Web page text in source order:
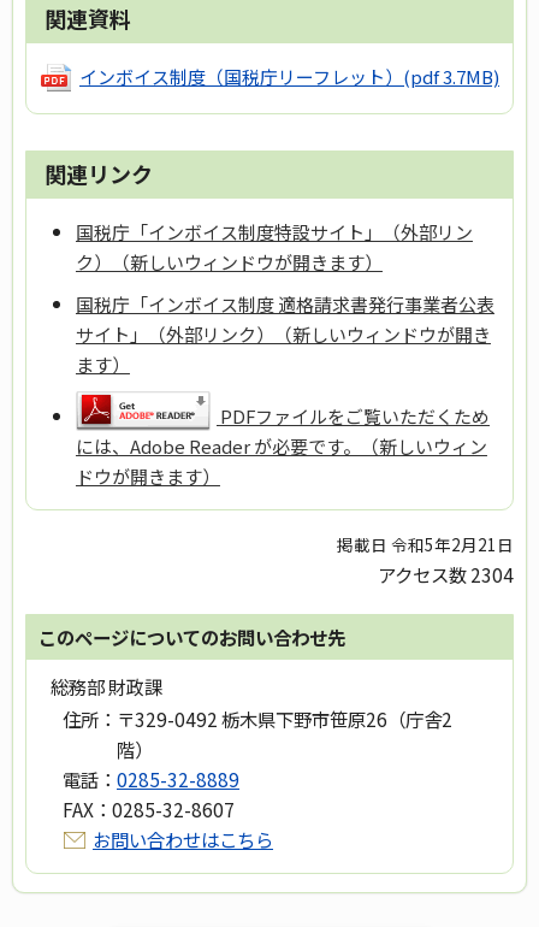
関連資料
インボイス制度（国税庁リーフレット） (pdf 3.7MB)
関連リンク
国税庁「インボイス制度特設サイト」（外部リン
ク）（新しいウィンドウが開きます）
国税庁「インボイス制度 適格請求書発行事業者公表
サイト」（外部リンク）（新しいウィンドウが開き
ます）
PDFファイルをご覧いただくため
には、Adobe Reader が必要です。（新しいウィン
ドウが開きます）
掲載日 令和5年2月21日
アクセス数2304
このページについてのお問い合わせ先
総務部 財政課
住所： 〒329-0492 栃木県下野市笹原26（庁舎2
階）
電話： 0285-32-8889
FAX： 0285-32-8607
お問い合わせはこちら